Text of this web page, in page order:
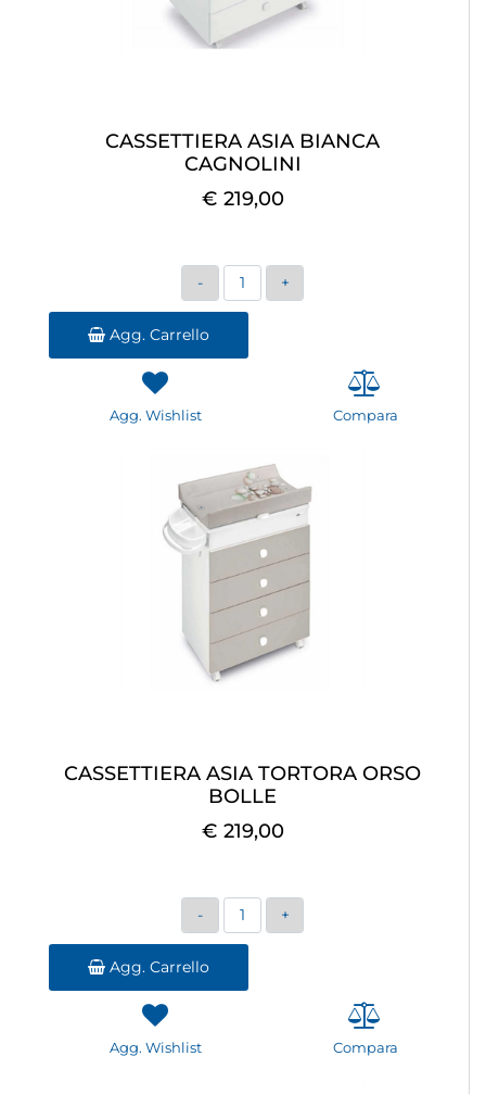
CASSETTIERA ASIA BIANCA
CAGNOLINI
€ 219,00
Quantità
Agg. Carrello
Agg. Wishlist Compara
CASSETTIERA ASIA TORTORA ORSO
BOLLE
€ 219,00
Quantità
Agg. Carrello
Agg. Wishlist Compara